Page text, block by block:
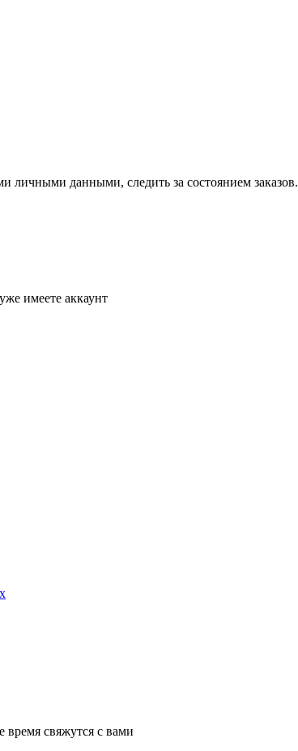
личными данными, следить за состоянием заказов.
имеете аккаунт
свяжутся с вами